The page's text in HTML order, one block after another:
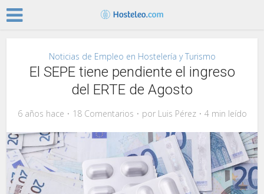
Noticias de Empleo en Hostelería y Turismo
El SEPE tiene pendiente el ingreso
del ERTE de Agosto
6 años hace 18 Comentarios por Luis Pérez 4 min leído